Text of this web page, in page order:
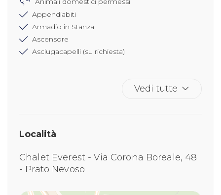
Appendiabiti
Armadio in Stanza
Ascensore
Asciugacapelli (su richiesta)
Biancheria da letto
Cucina Completa
Divano Letto
Doccia
Vedi tutte
Località
Chalet Everest - Via Corona Boreale, 48
- Prato Nevoso